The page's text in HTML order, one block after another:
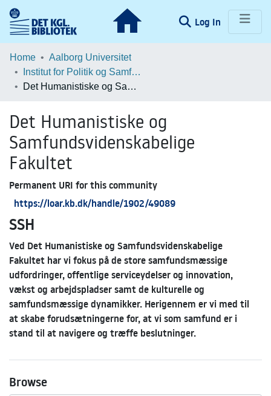
Log In (current)
Communities & Collections
Home
Aalborg Universitet
Institut for Politik og Samfund
Det Humanistiske og Samfundsvidenskabelige Fakultet
Det Humanistiske og
Samfundsvidenskabelige
Fakultet
Permanent URI for this community
https://loar.kb.dk/handle/1902/49089
SSH
Ved Det Humanistiske og Samfundsvidenskabelige
Fakultet har vi fokus på de store samfundsmæssige
udfordringer, offentlige serviceydelser og innovation,
vækst og arbejdspladser samt de kulturelle og
samfundsmæssige dynamikker. Herigennem er vi med til
at skabe forudsætningerne for, at vi som samfund er i
stand til at navigere og træffe beslutninger.
Browse